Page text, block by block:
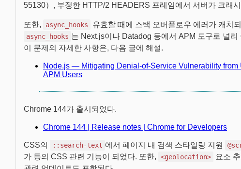
55130）, 부정한 HTTP/2 HEADERS 프레임에서 서버가 크래
또한, async_hooks 유효할 때에 스택 오버플로우 에러가 캐치
async_hooks 는 Next.js이나 Datadog 등에서 APM 도구로 널리
이 문제의 자세한 사항은, 다음 글에 해설.
Node.js — Mitigating Denial-of-Service Vulnerability
APM Users
Chrome 144가 출시되었다.
Chrome 144 | Release notes | Chrome for Developers
CSS의 ::search-text 에서 페이지 내 검색 스타일링 지원
가 등의 CSS 관련 기능이 되었다. 또한, <geolocation> 요소